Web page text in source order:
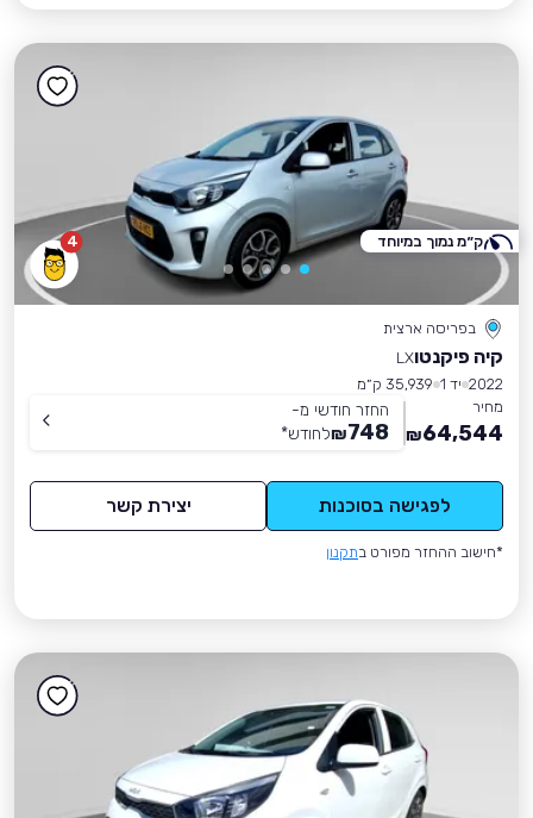
4
בפריסה ארצית
קיה פיקנטוLX
2022 יד 1
35,939 ק״מ
מחיר
64,544
₪
החזר חודשי מ-
748
₪לחודש*
לפגישה בסוכנות יצירת קשר
*חישוב ההחזר מפורט בתקנון
ק״מ נמוך במיוחד